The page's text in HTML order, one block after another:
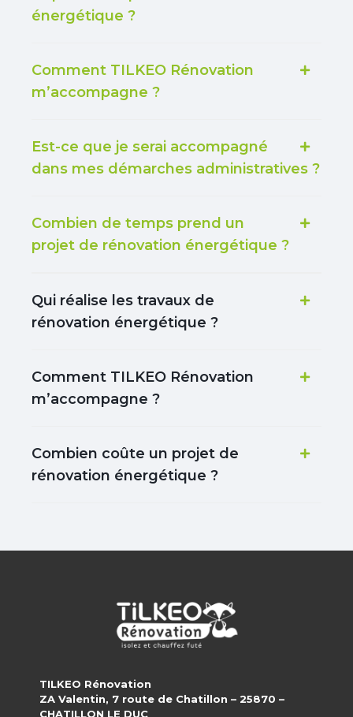
énergétique ?
Comment TILKEO Rénovation
m’accompagne ?
Est-ce que je serai accompagné
dans mes démarches administratives ?
Combien de temps prend un
projet de rénovation énergétique ?
Qui réalise les travaux de
rénovation énergétique ?
Comment TILKEO Rénovation
m’accompagne ?
Combien coûte un projet de
rénovation énergétique ?
TILKEO Rénovation
ZA Valentin, 7 route de Chatillon – 25870 –
CHATILLON LE DUC